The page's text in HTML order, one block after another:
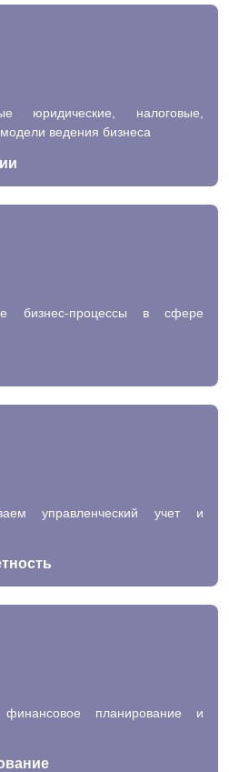
юридические, налоговые,
ведения бизнеса
бизнес-процессы в сфере
управленческий учет и
планирование и